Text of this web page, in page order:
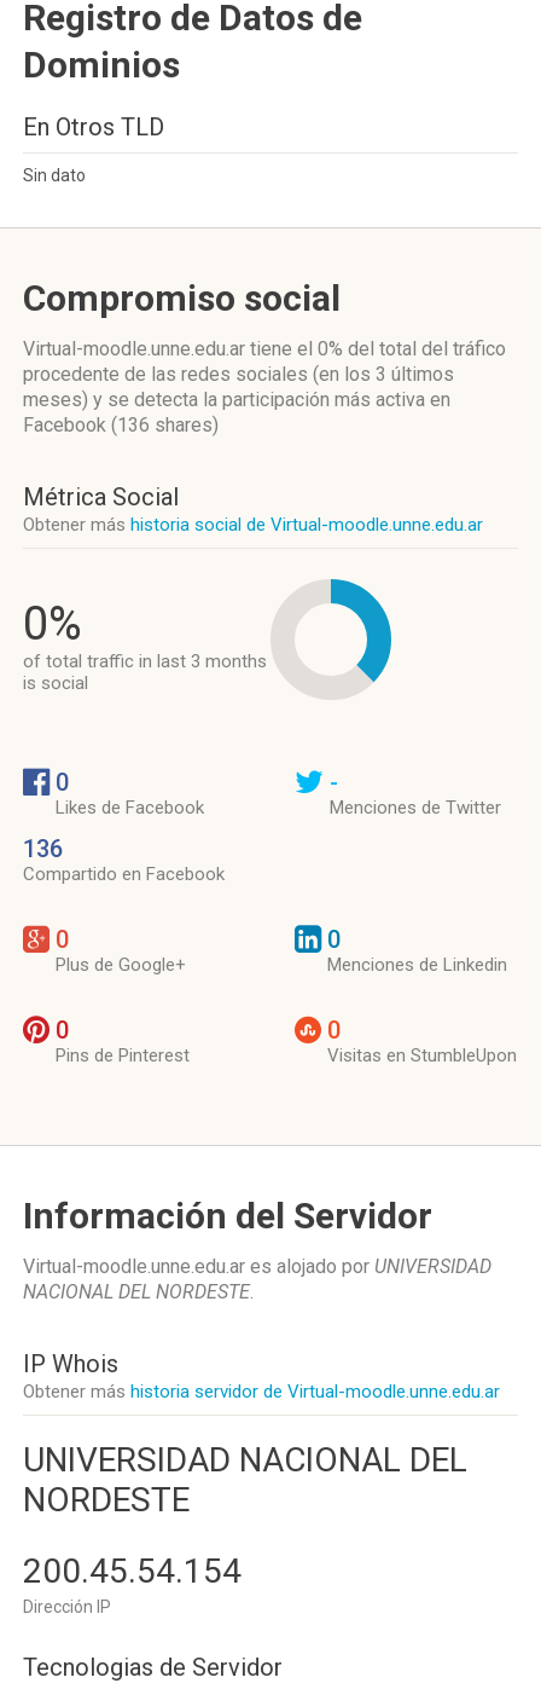
Registro de Datos de
Dominios
En Otros TLD
Sin dato
Compromiso social
Virtual-moodle.unne.edu.ar tiene el 0% del total del tráfico
procedente de las redes sociales (en los 3 últimos
meses) y se detecta la participación más activa en
Facebook (136 shares)
Métrica Social
Obtener más historia social de Virtual-moodle.unne.edu.ar
0%
of total traffic in last 3 months
is social
0
Likes de Facebook
136
Compartido en Facebook
-
Menciones de Twitter
0
Plus de Google+
0
Menciones de Linkedin
0
Pins de Pinterest
0
Visitas en StumbleUpon
Información del Servidor
Virtual-moodle.unne.edu.ar es alojado por UNIVERSIDAD
NACIONAL DEL NORDESTE.
IP Whois
Obtener más historia servidor de Virtual-moodle.unne.edu.ar
UNIVERSIDAD NACIONAL DEL
NORDESTE
200.45.54.154
Dirección IP
Tecnologias de Servidor